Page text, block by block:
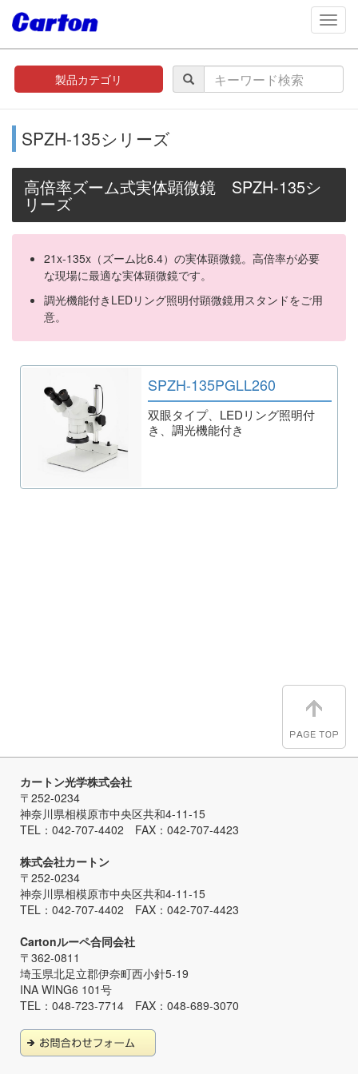
製品カテゴリ
SPZH-135シリーズ
高倍率ズーム式実体顕微鏡 SPZH-135シ
リーズ
21x-135x（ズーム比6.4）の実体顕微鏡。高倍率が必要
な現場に最適な実体顕微鏡です。
調光機能付きLEDリング照明付顕微鏡用スタンドをご用
意。
SPZH-135PGLL260
双眼タイプ、LEDリング照明付
き、調光機能付き
カートン光学株式会社
〒252-0234
神奈川県相模原市中央区共和4-11-15
TEL：042-707-4402 FAX：042-707-4423
株式会社カートン
〒252-0234
神奈川県相模原市中央区共和4-11-15
TEL：042-707-4402 FAX：042-707-4423
Cartonルーペ合同会社
〒362-0811
埼玉県北足立郡伊奈町西小針5-19
INA WING6 101号
TEL：048-723-7714 FAX：048-689-3070